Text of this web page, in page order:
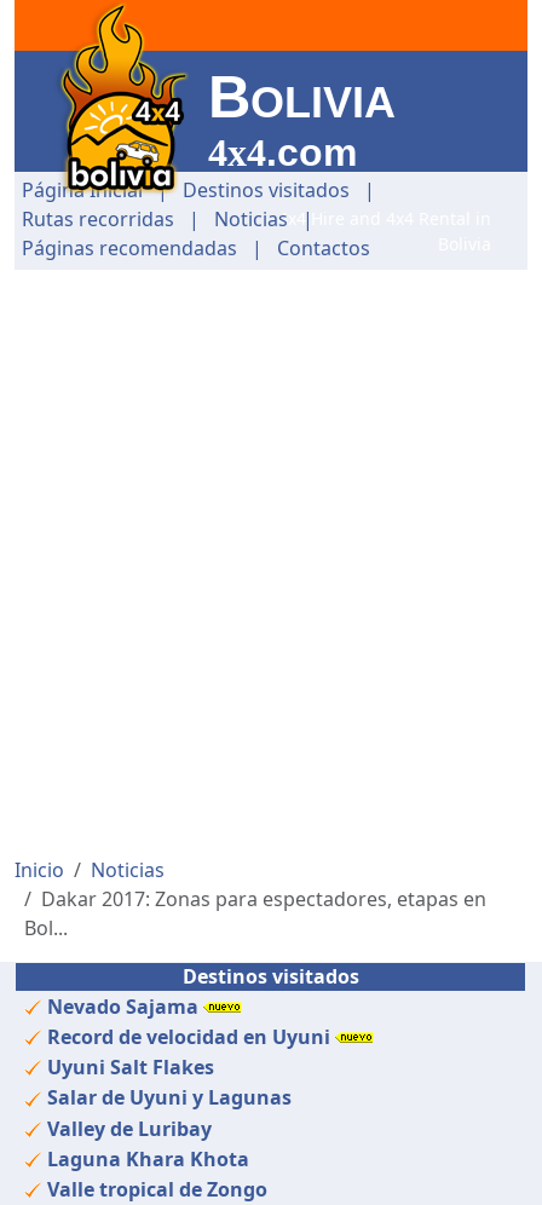
BOLIVIA
4x4.com
4x4 Hire and 4x4 Rental in
Página Inicial | Destinos visitados
|
Rutas recorridas
| Noticias
|
Páginas recomendadas
| Contactos
Inicio
Noticias
Dakar 2017: Zonas para espectadores, etapas en
Bol...
Destinos visitados
Nevado Sajama
Record de velocidad en Uyuni
Uyuni Salt Flakes
Salar de Uyuni y Lagunas
Valley de Luribay
Laguna Khara Khota
Valle tropical de Zongo